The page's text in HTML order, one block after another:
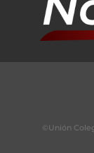
©Unión